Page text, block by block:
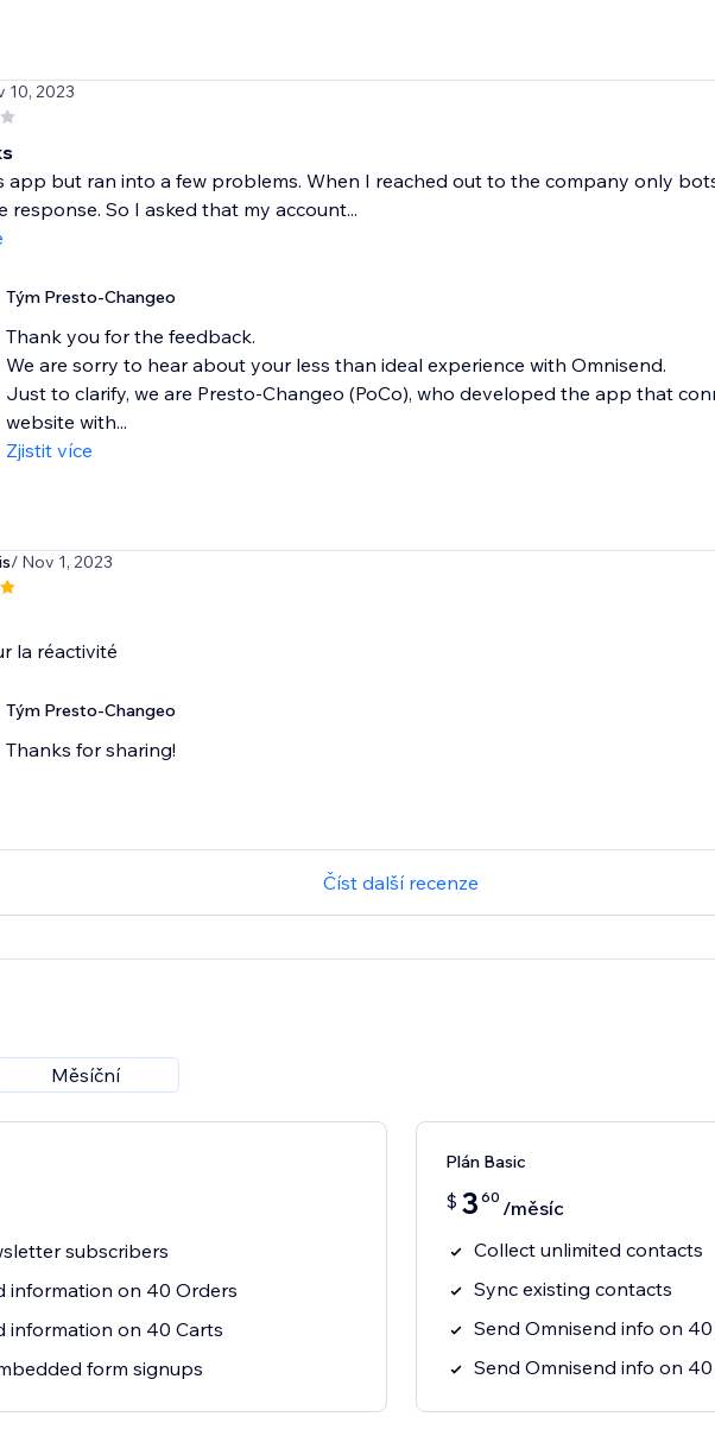
10, 2023
app but ran into a few problems. When I reached out to the company only
response. So I asked that my account...
Tým Presto-Changeo
Thank you for the feedback.
We are sorry to hear about your less than ideal experience with Omnisend.
Just to clarify, we are Presto-Changeo (PoCo), who developed the app that
website with...
Zjistit více
/ Nov 1, 2023
la réactivité
Tým Presto-Changeo
Thanks for sharing!
Číst další recenze
Měsíční
subscribers
information on 40 Orders
information on 40 Carts
form signups
Plán Basic
$ 3 60 /měsíc
Collect unlimited contacts
Sync existing contacts
Send Omnisend info on
Send Omnisend info on